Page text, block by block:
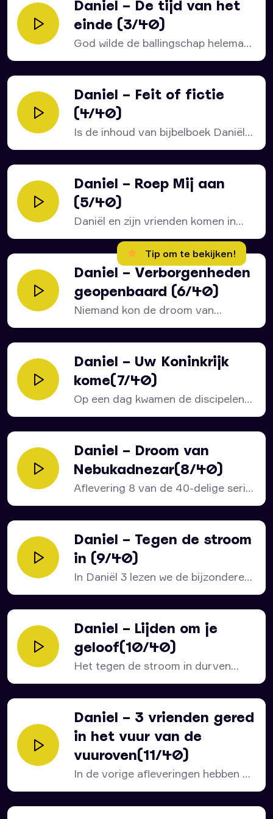
Daniel – De tijd van het
einde (3/40)
God wilde de ballingschap helemaal
niet. Waarom gebeurde het...
Daniel – Feit of fictie
(4/40)
Is de inhoud van bijbelboek Daniël
feit of fictie?...
Daniel – Roep Mij aan
(5/40)
Daniël en zijn vrienden komen in
een onmogelijke situatie...
Tip om te bekijken!
Daniel – Verborgenheden
geopenbaard (6/40)
Niemand kon de droom van
Nebukadnezar vertellen, laat
staan...
Daniel – Uw Koninkrijk
kome(7/40)
Op een dag kwamen de discipelen
bij Jezus met...
Daniel – Droom van
Nebukadnezar(8/40)
Aflevering 8 van de 40-delige serie
over het bijbelboek...
Daniel – Tegen de stroom
in (9/40)
In Daniël 3 lezen we de bijzondere
geschiedenis van...
Daniel – Lijden om je
geloof(10/40)
Het tegen de stroom in durven
gaan had voor...
Daniel – 3 vrienden gered
in het vuur van de
vuuroven(11/40)
In de vorige afleveringen hebben we
gezien dat de...